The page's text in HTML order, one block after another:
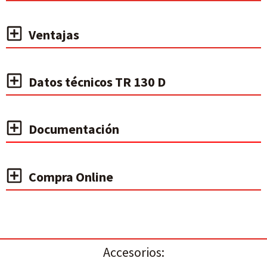
Ventajas
Datos técnicos TR 130 D
Documentación
Compra Online
Accesorios: